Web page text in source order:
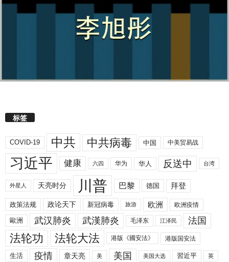
标签
COVID-19 中共 中共病毒 中国 中美贸易战
习近平 健康 六四 华为 华人 反送中 台湾
外星人 天亮时分 川普 巴黎 德国 拜登
政策法规 政论天下 新冠病毒 旅游 欧洲 欧洲疫情
歐洲 武汉肺炎 武漢肺炎 毛泽东 江泽民 法国
法轮功 法轮大法 港版《國安法》 港版国安法
生活 疫情 章天亮 美 美国 美国大选 習近平 英